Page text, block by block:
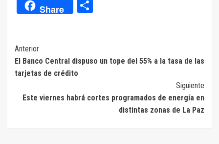
Share
Navegación
de
entradas
Anterior
El Banco Central dispuso un tope del 55% a la tasa de las
tarjetas de crédito
Siguiente
Este viernes habrá cortes programados de energía en
distintas zonas de La Paz